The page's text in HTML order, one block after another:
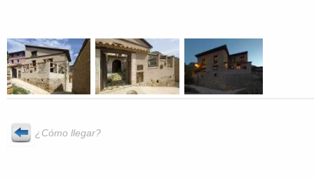
¿Cómo llegar?